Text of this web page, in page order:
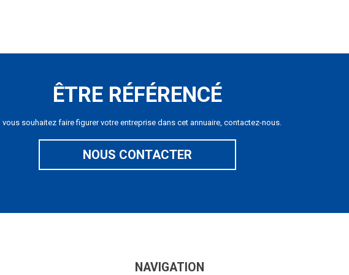
ÊTRE RÉFÉRENCÉ
vous souhaitez faire figurer votre entreprise dans cet annuaire, contactez-nous.
NOUS CONTACTER
NAVIGATION